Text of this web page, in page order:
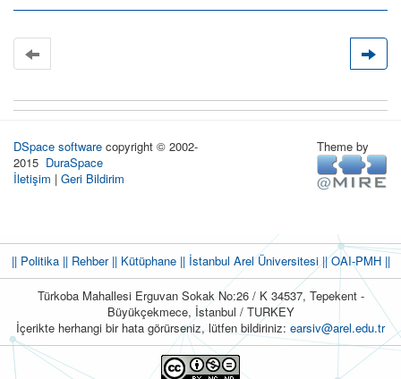
DSpace software copyright © 2002-
2015 DuraSpace
İletişim | Geri Bildirim
Theme by
|| Politika|| Rehber|| Kütüphane|| İstanbul Arel Üniversitesi ||OAI-PMH ||
Türkoba Mahallesi Erguvan Sokak No:26 / K 34537, Tepekent -
Büyükçekmece, İstanbul / TURKEY
İçerikte herhangi bir hata görürseniz, lütfen bildiriniz: earsiv@arel.edu.tr